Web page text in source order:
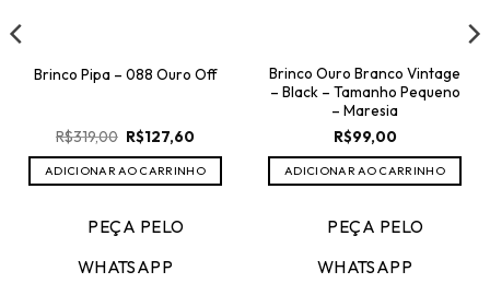
Brinco Pipa – 088 Ouro Off
R$319,00 O
preço
original
era:
R$127,60
atual
é:
ADICIONAR AO CARRINHO
PEÇA PELO
WHATSAPP
Brinco Ouro Branco Vintage
– Black – Tamanho Pequeno
– Maresia
R$99,00
ADICIONAR AO CARRINHO
PEÇA PELO
WHATSAPP